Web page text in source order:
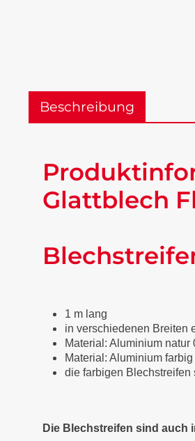
Beschreibung
Glattblech
1 m lang
in verschiedenen Breiten
Material: Aluminium natur
Material: Aluminium
die farbigen Blechstreifen
Die Blechstreifen sind auch